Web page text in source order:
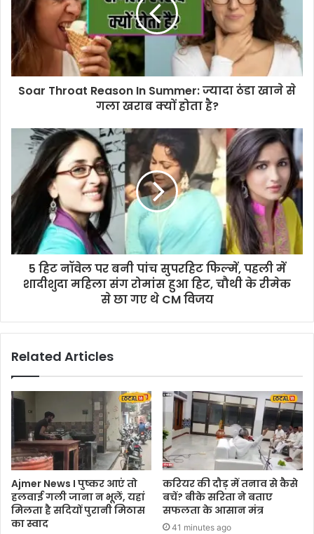
Soar Throat Reason In Summer: ज्यादा ठंडा खाने से
गला खराब क्यों होता है?
5 हिट नॉवेल पर बनी पांच सुपरहिट फिल्में, पहली में
शादीशुदा महिला संग रोमांस हुआ हिट, चौथी के रीमेक
से छा गए थे CM विजय
Related Articles
Ajmer News I पुष्कर आएं तो
हलवाई गली जाना न भूलें, यहां
मिलता है सदियों पुरानी मिठास
का स्वाद
करियर की दौड़ में तनाव से कैसे
बचें? बीके सरिता ने बताए
सफलता के आसान मंत्र
41 minutes ago